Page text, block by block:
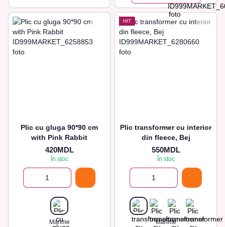
Plic cu gluga 90*90 cm
with Pink Rabbit
420MDL
În stoc
Marime
HIT
Plic transformer cu interior
din fleece, Bej
550MDL
În stoc
Marime